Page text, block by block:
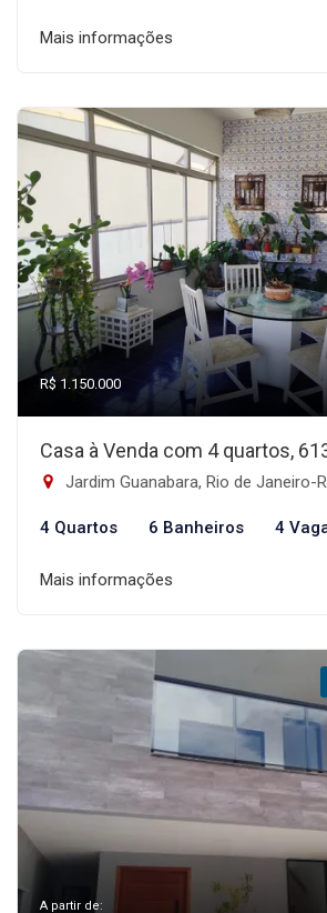
Mais informações
R$ 1.150.000
Casa à Venda com 4 quartos,
Jardim Guanabara, Rio de Janeiro-
4 Quartos 6 Banheiros 4
Mais informações
A partir de: